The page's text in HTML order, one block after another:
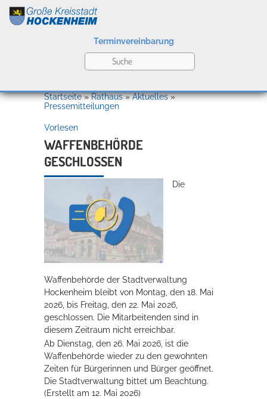
Kultur
Bildung
Wirtschaft
Rathaus
Service
Terminvereinbarung
Konzerte, Tagungen und vieles mehr
Die Stadthalle Hockenheim bietet den perfekten Standort für Events
Startseite»Rathaus»Aktuelles»
Pressemitteilungen
Vorlesen
WAFFENBEHÖRDE
GESCHLOSSEN
Die
Waffenbehörde der Stadtverwaltung
Hockenheim bleibt von Montag, den 18. Mai
2026, bis Freitag, den 22. Mai 2026,
geschlossen. Die Mitarbeitenden sind in
diesem Zeitraum nicht erreichbar.
Ab Dienstag, den 26. Mai 2026, ist die
Waffenbehörde wieder zu den gewohnten
Zeiten für Bürgerinnen und Bürger geöffnet.
Die Stadtverwaltung bittet um Beachtung.
(Erstellt am 12. Mai 2026)